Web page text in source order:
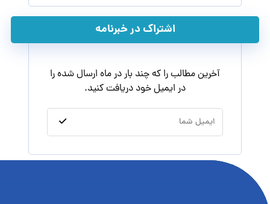
اشتراک در خبرنامه
آخرین مطالب را که چند بار در ماه ارسال شده را
در ایمیل خود دریافت کنید.